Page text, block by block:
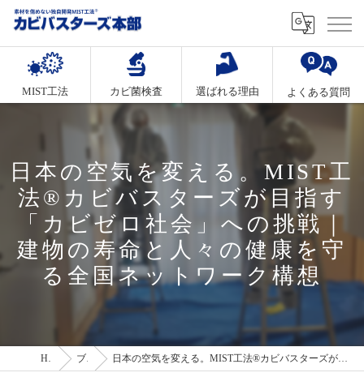
MIST工法 カビ菌検査 選ばれる理由 よくある質問
日本の空気を変える。MIST工
法®カビバスターズが目指す
「カビゼロ社会」への挑戦｜
建物の寿命と人々の健康を守
る全国ネットワーク構想
HOME ブログ 日本の空気を変える。MIST工法®カビバスターズが目指す「カビゼロ社会」への挑戦｜建物の寿命と人々の健康を守る全国ネットワーク構想